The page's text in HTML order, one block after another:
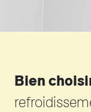
Bien